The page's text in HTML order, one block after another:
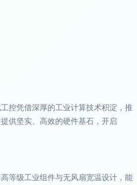
控凭借深厚的工业计算技术积淀，推
供坚实、高效的硬件基石，开启
等级工业组件与无风扇宽温设计，能